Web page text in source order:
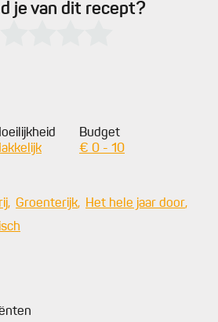
je van dit recept?
Budget
€ 0 - 10
Groenterijk
Het hele jaar door